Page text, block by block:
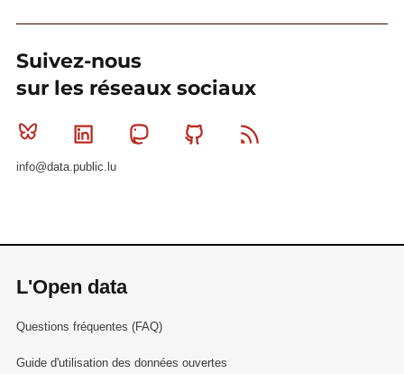
Suivez-nous
sur les réseaux sociaux
Bluesky Linkedin MastodonGithub
info@data.public.lu
L'Open data
Questions fréquentes (FAQ)
Guide d'utilisation des données ouvertes